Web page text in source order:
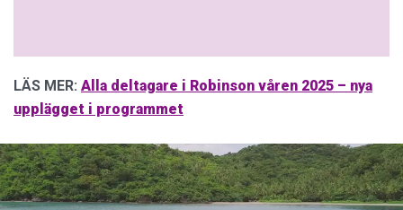
LÄS MER: Alla deltagare i Robinson våren 2025 – nya
upplägget i programmet